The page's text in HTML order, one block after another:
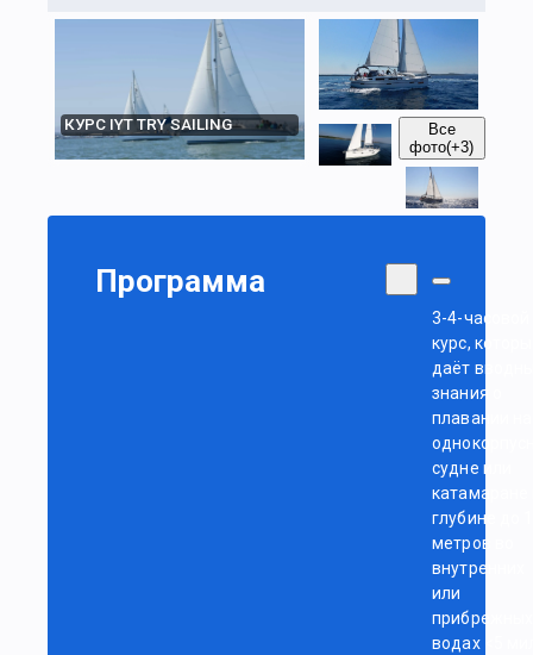
КУРС IYT TRY SAILING
Все
фото(+3)
Программа
3-4-часовой
курс,
даёт
знания о
плавании на
судне или
катамаране
глубине до
метров во
внутренних
или
прибрежных
водах <5